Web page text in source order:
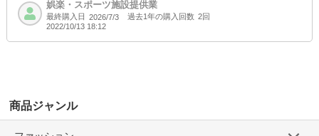
・『クリスマス』
・『年越し』
・『お正月』
娯楽・スポーツ施設提供業
最終購入日 2026/7/3 過去1年の購入回数 2回
2022/10/13 18:12
商品ジャンル